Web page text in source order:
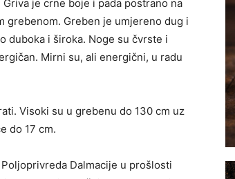
je crne boje i pada postrano na
grebenom. Greben je umjereno dug i
duboka i široka. Noge su čvrste i
Mirni su, ali energični, u radu
Visoki su u grebenu do 130 cm uz
do 17 cm.
Dalmacije u prošlosti